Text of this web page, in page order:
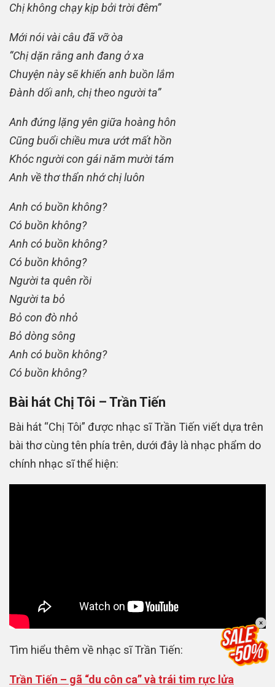
Chị không chạy kịp bởi trời đêm”
Mới nói vài câu đã vỡ òa
“Chị dặn rằng anh đang ở xa
Chuyện này sẽ khiến anh buồn lắm
Đành dối anh, chị theo người ta”
Anh đứng lặng yên giữa hoàng hôn
Cũng buổi chiều mưa ướt mất hồn
Khóc người con gái năm mười tám
Anh về thơ thẩn nhớ chị luôn
Anh có buồn không?
Có buồn không?
Anh có buồn không?
Có buồn không?
Người ta quên rồi
Người ta bỏ
Bỏ con đò nhỏ
Bỏ dòng sông
Anh có buồn không?
Có buồn không?
Bài hát Chị Tôi – Trần Tiến
Bài hát “Chị Tôi” được nhạc sĩ Trần Tiến viết dựa trên
bài thơ cùng tên phía trên, dưới đây là nhạc phẩm do
chính nhạc sĩ thể hiện:
Tìm hiểu thêm về nhạc sĩ Trần Tiến:
Trần Tiến – gã “du côn ca” và trái tim rực lửa
×